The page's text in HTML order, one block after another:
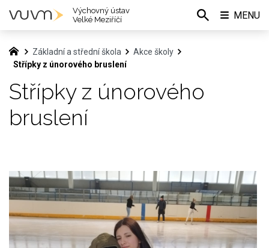
Základní a střední škola
Akce školy
Střípky z únorového bruslení
Střípky z únorového
bruslení
Výchovný ústav
Velké Meziříčí
MENU